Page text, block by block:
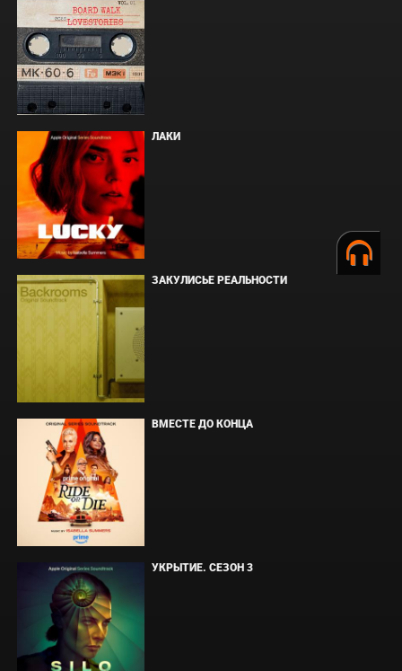
ЛАКИ
ЗАКУЛИСЬЕ РЕАЛЬНОСТИ
ВМЕСТЕ ДО КОНЦА
УКРЫТИЕ. СЕЗОН 3